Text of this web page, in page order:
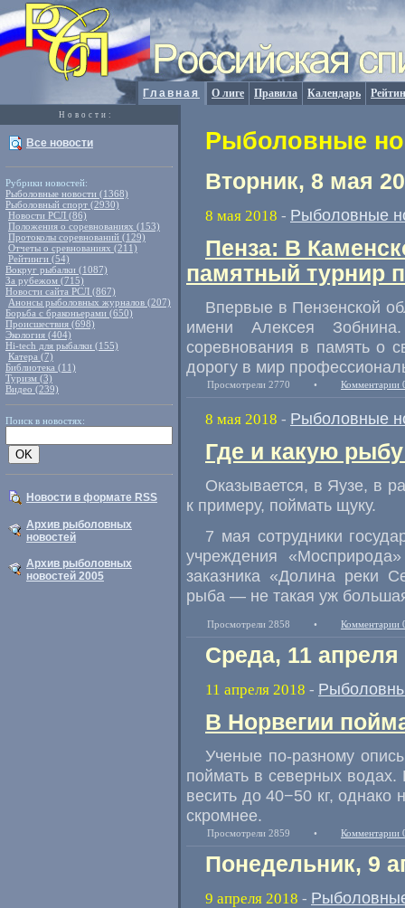
Главная О лиге Правила Календарь
Новости:
Все новости
Рубрики новостей:
Рыболовные новости (1368)
Рыболовный спорт (2930)
Новости РСЛ (86)
Положения о соревнованиях (153)
Протоколы соревнований (129)
Отчеты о сревнованиях (211)
Рейтинги (54)
Вокруг рыбалки (1087)
За рубежом (715)
Новости сайта РСЛ (867)
Анонсы рыболовных журналов (207)
Борьба с браконьерами (650)
Происшествия (698)
Экология (404)
Hi-tech для рыбалки (155)
Катера (7)
Библиотека (11)
Туризм (3)
Видео (239)
Поиск в новостях:
Новости в формате RSS
Архив рыболовных
новостей
Архив рыболовных
новостей 2005
Рыболовные
Вторник, 8 мая
8 мая 2018 - Рыболовные
Пенза: В
памятный турнир
Впервые в Пензенской
имени Алексея
соревнования в память о
дорогу в мир
Просмотрели 2770 • Комментарии
8 мая 2018 - Рыболовные
Где и какую
Оказывается, в Яузе, в
к примеру, поймать щуку.
7 мая сотрудники
учреждения
«
заказника «Долина реки
рыба — не такая уж
Просмотрели 2858 • Комментарии
Среда, 11 апреля
11 апреля 2018 -
В Норвегии
Ученые по-разному
поймать в северных водах.
весить до 40−50 кг, однако
скромнее.
Просмотрели 2859 • Комментарии
Понедельник, 9
9 апреля 2018 -